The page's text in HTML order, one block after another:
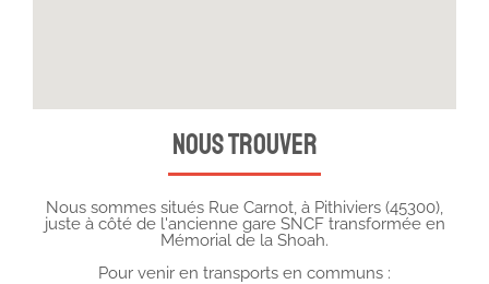
Nous trouver
Nous sommes situés Rue Carnot, à Pithiviers (45300),
juste à côté de l'ancienne gare SNCF transformée en
Mémorial de la Shoah.
Pour venir en transports en communs :